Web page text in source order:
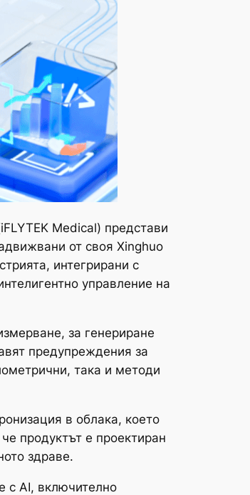
Medical) представи
от своя Xinghuo
интегрирани с
управление на
за генериране
предупреждения за
така и методи
в облака, което
продуктът е проектиран
здраве.
с AI, включително